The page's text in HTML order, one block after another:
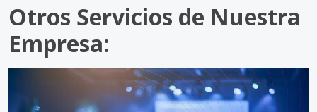
Otros Servicios de Nuestra
Empresa: